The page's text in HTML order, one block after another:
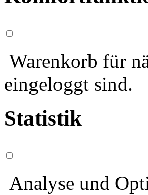
Warenkorb für
eingeloggt sind.
Statistik
Analyse und